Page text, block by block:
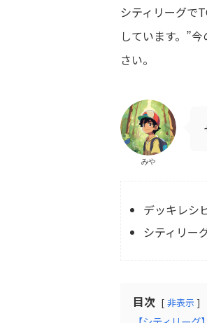
シティリーグで
しています。”
さい。
みや
デッキレシ
シティリー
目次 非表示